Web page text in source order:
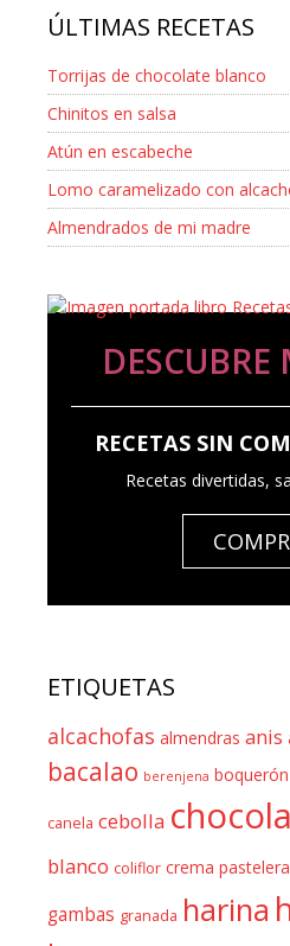
ÚLTIMAS RECETAS
Torrijas de chocolate blanco
Chinitos en salsa
Atún en escabeche
Lomo caramelizado con
Almendrados de mi madre
RECETAS SIN
Recetas divertidas,
ETIQUETAS
alcachofas almendras anis
bacalao berenjena boquerón
canela cebolla
blanco coliflor crema pastelera
gambas granada harina